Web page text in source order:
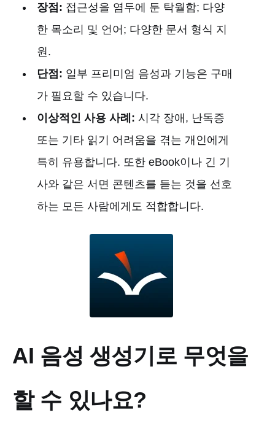
장점: 접근성을 염두에 둔 탁월함; 다양
한 목소리 및 언어; 다양한 문서 형식 지
원.
단점: 일부 프리미엄 음성과 기능은 구매
가 필요할 수 있습니다.
이상적인 사용 사례: 시각 장애, 난독증
또는 기타 읽기 어려움을 겪는 개인에게
특히 유용합니다. 또한 eBook이나 긴 기
사와 같은 서면 콘텐츠를 듣는 것을 선호
하는 모든 사람에게도 적합합니다.
AI 음성 생성기로 무엇을
할 수 있나요?